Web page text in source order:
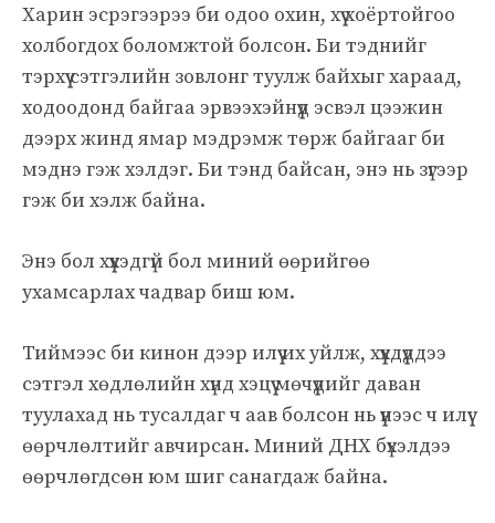
Харин эсрэгээрээ би одоо охин, хүү хоёртойгоо
холбогдох боломжтой болсон. Би тэднийг
тэрхүү сэтгэлийн зовлонг туулж байхыг хараад,
ходоодонд байгаа эрвээхэйнүүд эсвэл цээжин
дээрх жинд ямар мэдрэмж төрж байгааг би
мэднэ гэж хэлдэг. Би тэнд байсан, энэ нь зүгээр
гэж би хэлж байна.
Энэ бол хүүхэдгүй бол миний өөрийгөө
ухамсарлах чадвар биш юм.
Тиймээс би кинон дээр илүү их уйлж, хүүхдүүддээ
сэтгэл хөдлөлийн хүнд хэцүү мөчүүдийг даван
туулахад нь тусалдаг ч аав болсон нь үүнээс ч илүү
өөрчлөлтийг авчирсан. Миний ДНХ бүхэлдээ
өөрчлөгдсөн юм шиг санагдаж байна.